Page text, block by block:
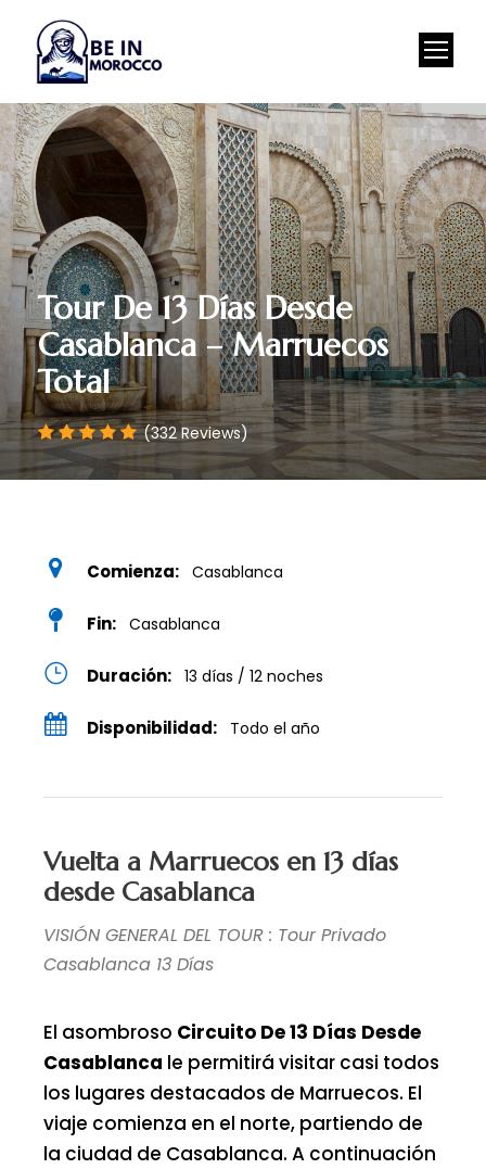
Tour De 13 Días Desde
Casablanca – Marruecos
Total
(332 Reviews)
Comienza: Casablanca
Fin: Casablanca
Duración: 13 días / 12 noches
Disponibilidad: Todo el año
Vuelta a Marruecos en 13 días
desde Casablanca
VISIÓN GENERAL DEL TOUR : Tour Privado
Casablanca 13 Días
El asombroso Circuito De 13 Días Desde
Casablanca le permitirá visitar casi todos
los lugares destacados de Marruecos. El
viaje comienza en el norte, partiendo de
la ciudad de Casablanca. A continuación